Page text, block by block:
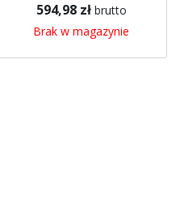
594,98 zł brutto
Brak w magazynie